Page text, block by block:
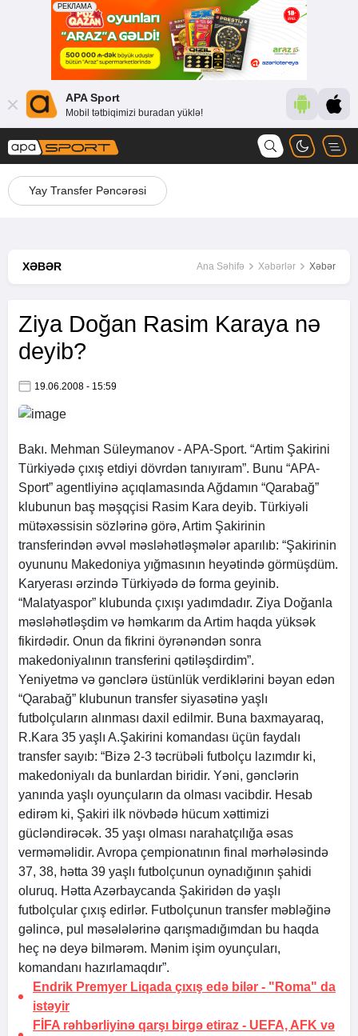
APA Sport
Mobil tətbiqimizi buradan yüklə!
Yay Transfer Pəncərəsi
XƏBƏR Ana Səhifə Xəbərlər Xəbər
Ziya Doğan Rasim Karaya nə
deyib?
19.06.2008 - 15:59
Bakı. Mehman Süleymanov -APA-Sport. “Artim Şakirini
Türkiyədə çıxış etdiyi dövrdən tanıyıram”. Bunu “APA-
Sport” agentliyinə açıqlamasında Ağdamın “Qarabağ”
klubunun baş məşqçisi Rasim Kara deyib. Türkiyəli
mütəxəssisin sözlərinə görə, Artim Şakirinin
transferindən əvvəl məsləhətləşmələr aparılıb: “Şakirinin
oyununu Makedoniya yığmasının heyətində görmüşdüm.
Karyerası ərzində Türkiyədə də forma geyinib.
“Malatyaspor” klubunda çıxışı yadımdadır. Ziya Doğanla
məsləhətləşdim və həmkarım da Artim haqda yüksək
fikirdədir. Onun da fikrini öyrənəndən sonra
makedoniyalının transferini qətiləşdirdim”.
Yeniyetmə və gənclərə üstünlük verdiklərini bəyan edən
“Qarabağ” klubunun transfer siyasətinə yaşlı
futbolçuların alınması daxil edilmir. Buna baxmayaraq,
R.Kara 35 yaşlı A.Şakirini komandası üçün faydalı
transfer sayıb: “Bizə 2-3 təcrübəli futbolçu lazımdır ki,
makedoniyalı da bunlardan biridir. Yəni, gənclərin
yanında yaşlı oyunçuların da olması vacibdir. Hesab
edirəm ki, Şakiri ilk növbədə hücum xəttimizi
gücləndirəcək. 35 yaşı olması narahatçılığa əsas
verməməlidir. Avropa çempionatının final mərhələsində
37, 38, hətta 39 yaşlı futbolçunun oynadığının şahidi
oluruq. Hətta Azərbaycanda Şakiridən də yaşlı
futbolçular çıxış edirlər. Futbolçunun transfer məbləğinə
gəlincə, pul məsələlərinə qarışmadığımdan bu haqda
heç nə deyə bilmərəm. Mənim işim oyunçuları,
komandanı hazırlamaqdır”.
Endrik Premyer Liqada çıxış edə bilər - "Roma" da
istəyir
FİFA rəhbərliyinə qarşı birgə etiraz - UEFA, AFK və